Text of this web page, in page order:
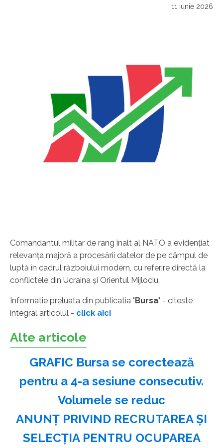
11 iunie 2026
Comandantul militar de rang înalt al NATO a evidenţiat
relevanţa majoră a procesării datelor de pe câmpul de
luptă în cadrul războiului modern, cu referire directă la
conflictele din Ucraina şi Orientul Mijlociu.
Informatie preluata din publicatia "Bursa" - citeste
integral articolul - click aici
Alte articole
GRAFIC Bursa se corectează
pentru a 4-a sesiune consecutiv.
Volumele se reduc
ANUNŢ PRIVIND RECRUTAREA ŞI
SELECŢIA PENTRU OCUPAREA